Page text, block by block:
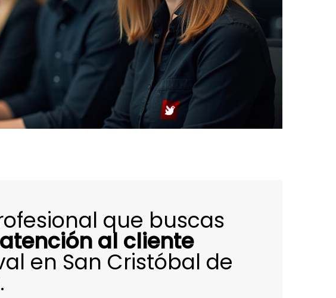
que buscas
atención al cliente
en San Cristóbal de